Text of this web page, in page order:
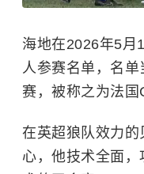
海地在2026年5月
人参赛名单，名
赛，被称之为法国
在英超狼队效力
心，他技术全面